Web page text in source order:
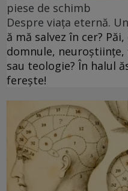
piese de schimb
Despre viața eternă.
ă mă salvez în cer?
domnule,
sau teologie? În halul
ferește!